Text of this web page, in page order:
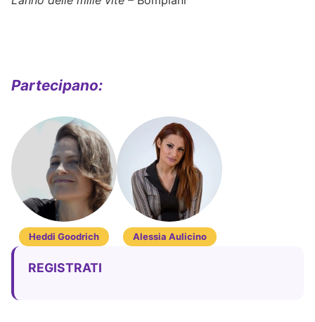
Partecipano:
Heddi Goodrich Alessia Aulicino
REGISTRATI